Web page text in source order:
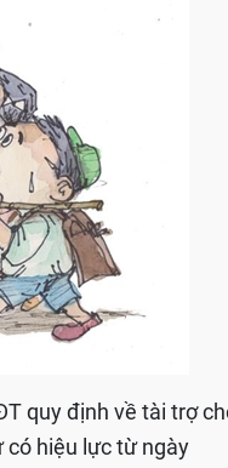
quy định về tài trợ
có hiệu lực từ ngày